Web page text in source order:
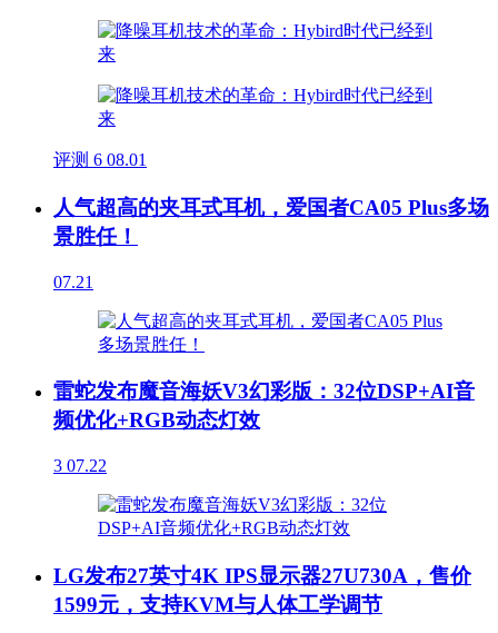
评测 6 08.01
人气超高的夹耳式耳机，爱国者CA05 Plus多场
景胜任！
07.21
雷蛇发布魔音海妖V3幻彩版：32位DSP+AI音
频优化+RGB动态灯效
3 07.22
LG发布27英寸4K IPS显示器27U730A，售价
1599元，支持KVM与人体工学调节